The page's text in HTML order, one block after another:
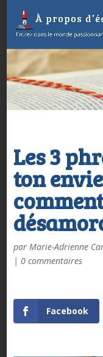
Les 3
ton
par Marie-Adrienne
| 0 commentaires
Facebook